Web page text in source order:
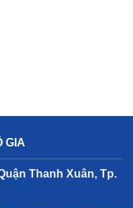
GIA
Thanh Xuân, Tp.